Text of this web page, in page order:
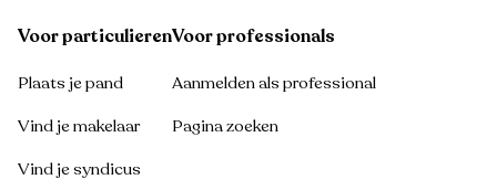
Voor particulieren
Plaats je pand
Vind je makelaar
Vind je syndicus
Voor professionals
Aanmelden als professional
Pagina zoeken